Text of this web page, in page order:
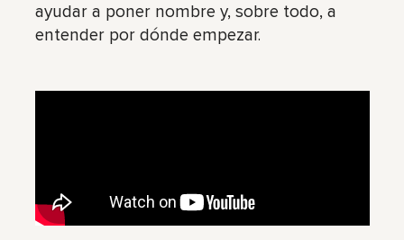
ayudar a poner nombre y, sobre todo, a
entender por dónde empezar.